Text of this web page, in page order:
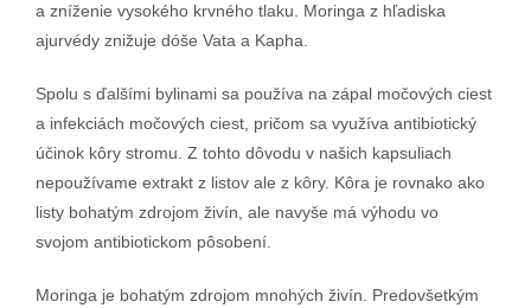
a zníženie vysokého krvného tlaku. Moringa z hľadiska
ajurvédy znižuje dóše Vata a Kapha.
Spolu s ďalšími bylinami sa používa na zápal močových ciest
a infekciách močových ciest, pričom sa využíva antibiotický
účinok kôry stromu. Z tohto dôvodu v našich kapsuliach
nepoužívame extrakt z listov ale z kôry. Kôra je rovnako ako
listy bohatým zdrojom živín, ale navyše má výhodu vo
svojom antibiotickom pôsobení.
Moringa je bohatým zdrojom mnohých živín. Predovšetkým